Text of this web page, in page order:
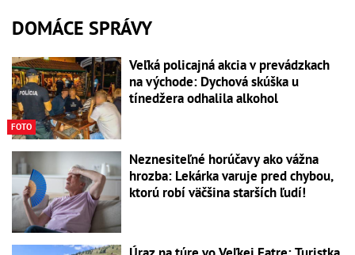
DOMÁCE SPRÁVY
FOTO
Veľká policajná akcia v prevádzkach
na východe: Dychová skúška u
tínedžera odhalila alkohol
Neznesiteľné horúčavy ako vážna
hrozba: Lekárka varuje pred chybou,
ktorú robí väčšina starších ľudí!